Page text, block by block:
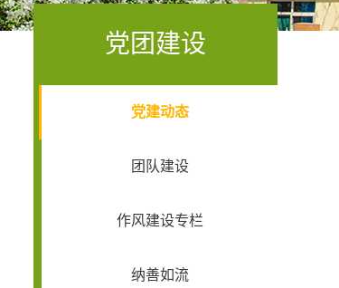
党团建设
党建动态
团队建设
作风建设专栏
纳善如流